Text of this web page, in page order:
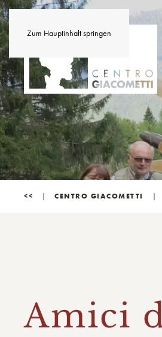
Zum Hauptinhalt springen
<< CENTRO GIACOMETTI
Amici